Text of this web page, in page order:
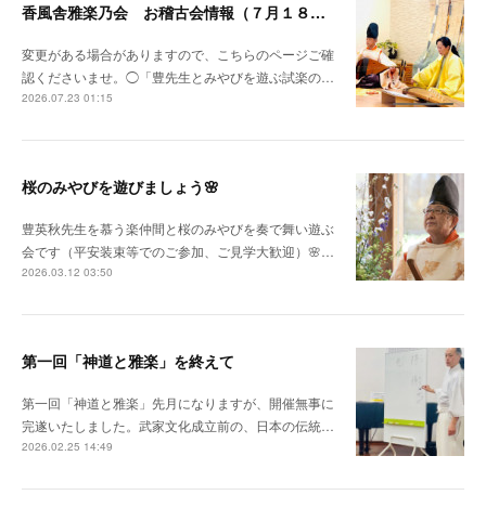
香風舎雅楽乃会 お稽古会情報（７月１８日更新）
変更がある場合がありますので、こちらのページご確
認くださいませ。◯「豊先生とみやびを遊ぶ試楽の…
2026.07.23 01:15
桜のみやびを遊びましょう🌸
豊英秋先生を慕う楽仲間と桜のみやびを奏で舞い遊ぶ
会です（平安装束等でのご参加、ご見学大歓迎）🌸…
2026.03.12 03:50
第一回「神道と雅楽」を終えて
第一回「神道と雅楽」先月になりますが、開催無事に
完遂いたしました。武家文化成立前の、日本の伝統…
2026.02.25 14:49